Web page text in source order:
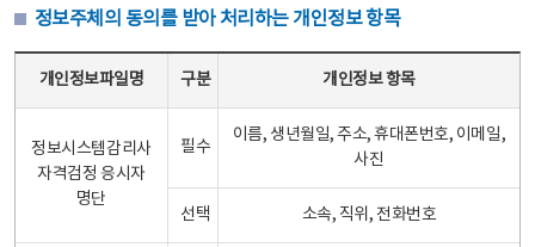
정보주체의 동의를 받아 처리하는 개인정보 항목
개인정보파일명 구분 개인정보 항목
정보시스템감리사
자격검정 응시자
명단
필수
이름, 생년월일, 주소, 휴대폰번호, 이메일,
사진
선택 소속, 직위, 전화번호